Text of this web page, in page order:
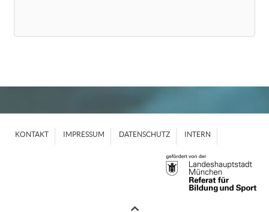
KONTAKT IMPRESSUM DATENSCHUTZ INTERN